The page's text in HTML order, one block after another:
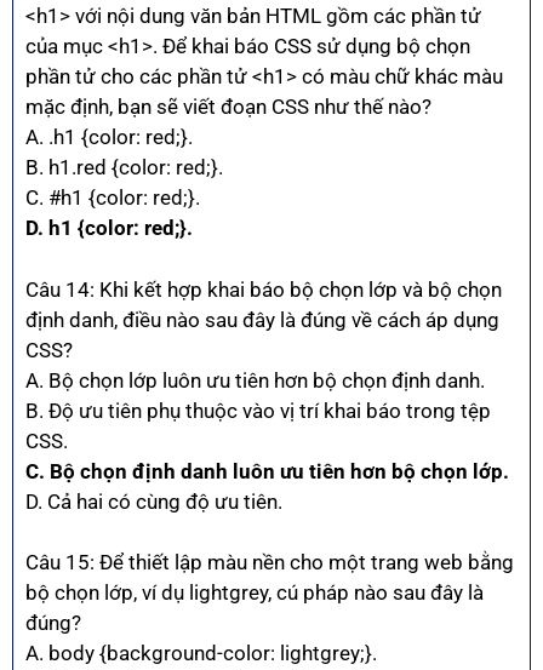
<h1> với nội dung văn bản HTML gồm các phần tử
của mục <h1>. Để khai báo CSS sử dụng bộ chọn
phần tử cho các phần tử <h1> có màu chữ khác màu
mặc định, bạn sẽ viết đoạn CSS như thế nào?
A. .h1 {color: red;}.
B. h1.red {color: red;}.
C. #h1 {color: red;}.
D. h1 {color: red;}.
Câu 14: Khi kết hợp khai báo bộ chọn lớp và bộ chọn
định danh, điều nào sau đây là đúng về cách áp dụng
CSS?
A. Bộ chọn lớp luôn ưu tiên hơn bộ chọn định danh.
B. Độ ưu tiên phụ thuộc vào vị trí khai báo trong tệp
CSS.
C. Bộ chọn định danh luôn ưu tiên hơn bộ chọn lớp.
D. Cả hai có cùng độ ưu tiên.
Câu 15: Để thiết lập màu nền cho một trang web bằng
bộ chọn lớp, ví dụ lightgrey, cú pháp nào sau đây là
đúng?
A. body {background-color: lightgrey;}.